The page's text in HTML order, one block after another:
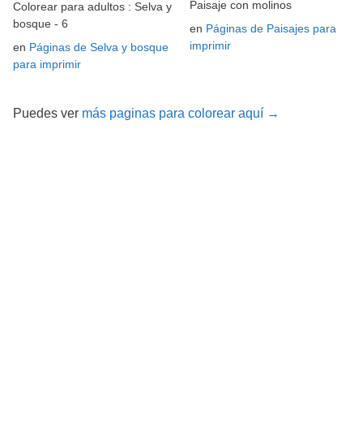
Colorear para adultos : Selva y
bosque - 6
en Páginas de Selva y bosque
para imprimir
Paisaje con molinos
en Páginas de Paisajes para
imprimir
Puedes ver más paginas para colorear aquí →